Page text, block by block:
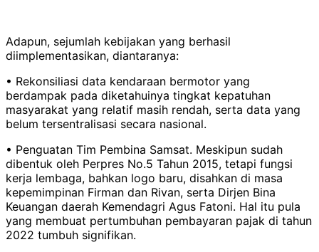
Adapun, sejumlah kebijakan yang berhasil
diimplementasikan, diantaranya:
• Rekonsiliasi data kendaraan bermotor yang
berdampak pada diketahuinya tingkat kepatuhan
masyarakat yang relatif masih rendah, serta data yang
belum tersentralisasi secara nasional.
• Penguatan Tim Pembina Samsat. Meskipun sudah
dibentuk oleh Perpres No.5 Tahun 2015, tetapi fungsi
kerja lembaga, bahkan logo baru, disahkan di masa
kepemimpinan Firman dan Rivan, serta Dirjen Bina
Keuangan daerah Kemendagri Agus Fatoni. Hal itu pula
yang membuat pertumbuhan pembayaran pajak di tahun
2022 tumbuh signifikan.